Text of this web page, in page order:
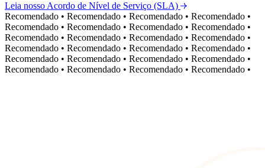
Leia nosso Acordo de Nível de Serviço (SLA)
Recomendado • Recomendado • Recomendado • Recomendado •
Recomendado • Recomendado • Recomendado • Recomendado •
Recomendado • Recomendado • Recomendado • Recomendado •
Recomendado • Recomendado • Recomendado • Recomendado •
Recomendado • Recomendado • Recomendado • Recomendado •
Recomendado • Recomendado • Recomendado • Recomendado •